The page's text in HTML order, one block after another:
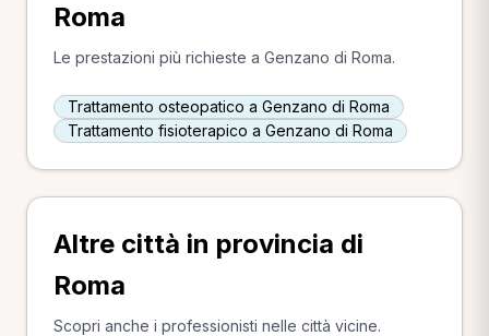
Roma
Le prestazioni più richieste a Genzano di Roma.
Trattamento osteopatico a Genzano di Roma
Trattamento fisioterapico a Genzano di Roma
Altre città in provincia di
Roma
Scopri anche i professionisti nelle città vicine.